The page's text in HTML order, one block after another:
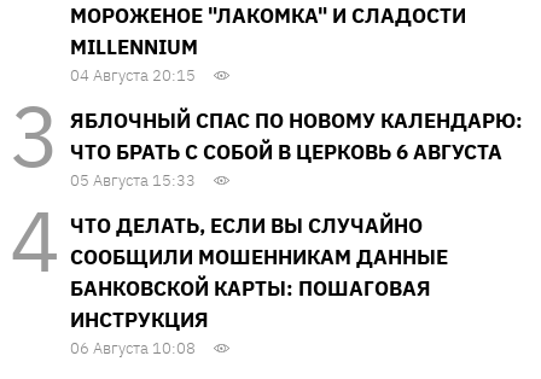
МОРОЖЕНОЕ "ЛАКОМКА" И СЛАДОСТИ
MILLENNIUM
04 Августа 20:15
ЯБЛОЧНЫЙ СПАС ПО НОВОМУ КАЛЕНДАРЮ:
ЧТО БРАТЬ С СОБОЙ В ЦЕРКОВЬ 6 АВГУСТА
05 Августа 15:33
ЧТО ДЕЛАТЬ, ЕСЛИ ВЫ СЛУЧАЙНО
СООБЩИЛИ МОШЕННИКАМ ДАННЫЕ
БАНКОВСКОЙ КАРТЫ: ПОШАГОВАЯ
ИНСТРУКЦИЯ
06 Августа 10:08